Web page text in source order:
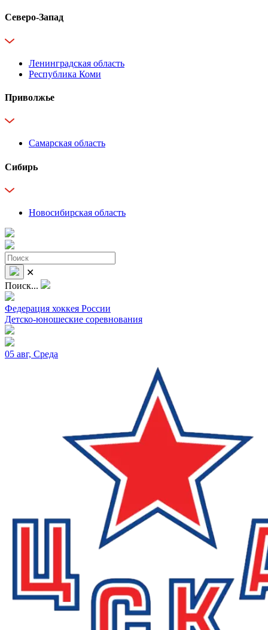
Северо-Запад
Ленинградская область
Республика Коми
Приволжье
Самарская область
Сибирь
Новосибирская область
✕
Поиск...
Федерация хоккея России
Детско-юношеские соревнования
05 авг, Среда